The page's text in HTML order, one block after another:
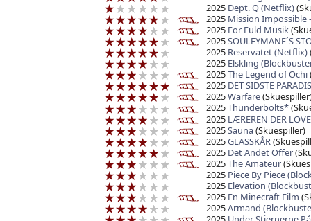
2025 Dept. Q (Netflix)
2025 Mission Impossible
2025 For Fuld Musik
2025SOULEYMANE´S
2025 Reservatet (Netflix)
2025 Elskling
2025The Legend of Ochi
2025 DET SIDSTE
2025Warfare
2025Thunderbolts*
2025 LÆREREN DER
2025Sauna(Skuespiller)
2025GLASSKÅR
2025 Det Andet Offer
2025The Amateur
2025 Piece By Piece
2025 Elevation
2025 En Minecraft Film
2025Armand